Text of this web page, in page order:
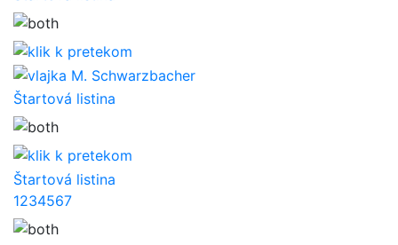
M. Schwarzbacher
Štartová listina
Štartová listina
1234567